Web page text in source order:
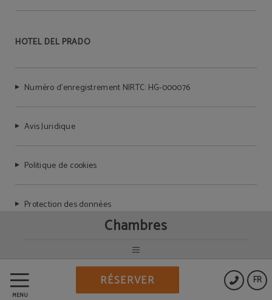
MENU
FR
RÉSERVER
Chambres
HOTEL DEL PRADO
Numéro d’enregistrement NIRTC: HG-000076
Avis Juridique
Politique de cookies
Protection des données
Powered by Keytel
Achat sécurisé